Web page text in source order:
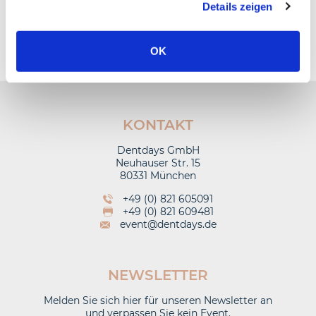
Details zeigen
OK
Zurück zur Übersicht
KONTAKT
Dentdays GmbH
Neuhauser Str. 15
80331 München
+49 (0) 821 605091
+49 (0) 821 609481
event@dentdays.de
NEWSLETTER
Melden Sie sich hier für unseren Newsletter an
und verpassen Sie kein Event.